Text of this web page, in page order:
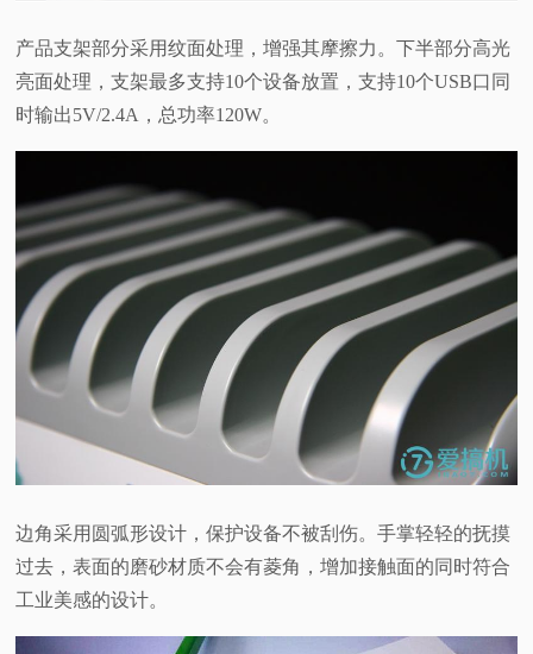
产品支架部分采用纹面处理，增强其摩擦力。下半部分高光
亮面处理，支架最多支持10个设备放置，支持10个USB口同
时输出5V/2.4A，总功率120W。
边角采用圆弧形设计，保护设备不被刮伤。手掌轻轻的抚摸
过去，表面的磨砂材质不会有菱角，增加接触面的同时符合
工业美感的设计。